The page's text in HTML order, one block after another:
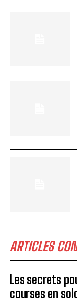
ARTICLES
Les secrets
courses en